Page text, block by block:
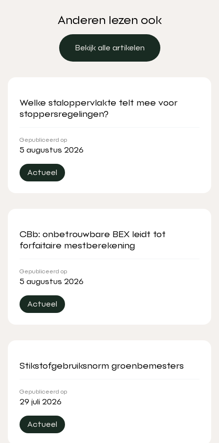
Anderen lezen ook
Bekijk alle artikelen
Welke staloppervlakte telt mee voor
stoppersregelingen?
Gepubliceerd op
5 augustus 2026
Actueel
CBb: onbetrouwbare BEX leidt tot
forfaitaire mestberekening
Gepubliceerd op
5 augustus 2026
Actueel
Stikstofgebruiksnorm groenbemesters
Gepubliceerd op
29 juli 2026
Actueel